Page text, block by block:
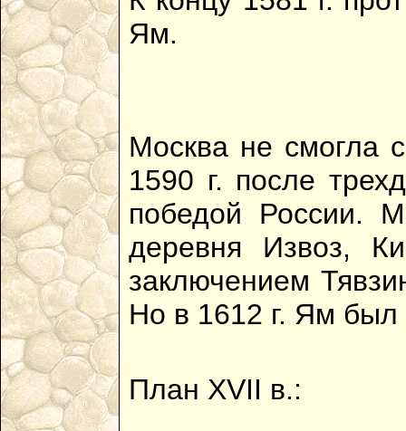
Ям.
Москва не смогла
1590 г. после
победой России.
деревня Извоз,
заключением
Но в 1612 г. Ям был
План XVII в.: